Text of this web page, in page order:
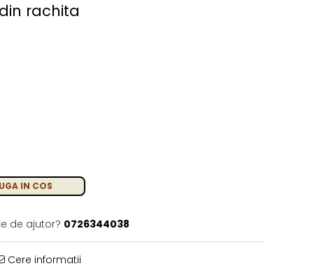
rachita
IN COS
de ajutor? 0726344038
Cere informatii